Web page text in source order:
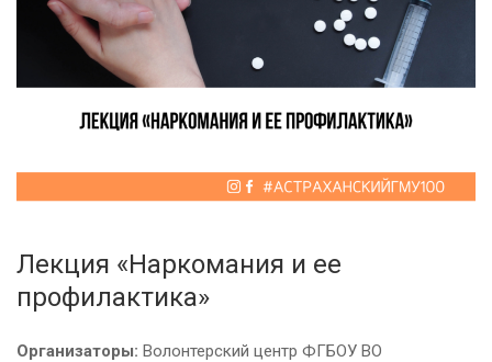
Лекция «Наркомания и ее
профилактика»
Организаторы: Волонтерский центр ФГБОУ ВО